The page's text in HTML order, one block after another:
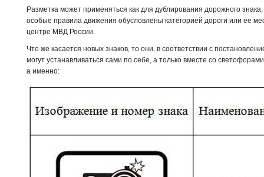
Разметка может применяться как для дублирования дорожного знака,
особые правила движения обусловлены категорией дороги или ее
центре МВД России.
Что же касается новых знаков, то они, в соответствии с
могут устанавливаться сами по себе, а только вместе со
а именно: